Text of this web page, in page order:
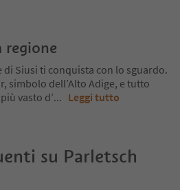
regione
Siusi ti conquista con lo sguardo.
simbolo dell’Alto Adige, e tutto
vasto d’... Leggi tutto
su Parletsch